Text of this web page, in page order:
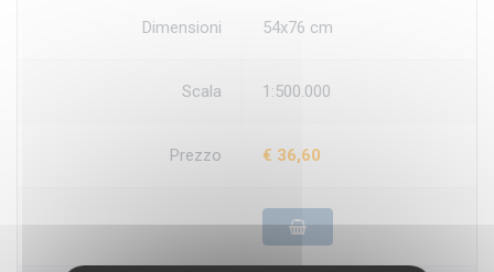
Dimensioni 54x76 cm
Scala 1:500.000
Prezzo € 36,60